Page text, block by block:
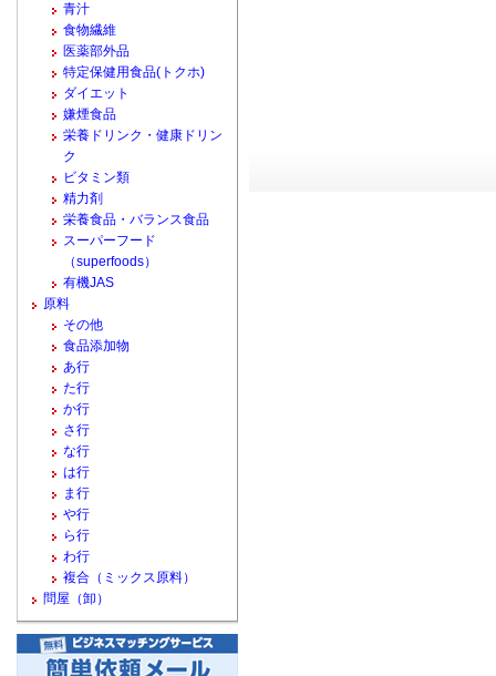
青汁
食物繊維
医薬部外品
特定保健用食品(トクホ)
ダイエット
嫌煙食品
栄養ドリンク・健康ドリン
ク
ビタミン類
精力剤
栄養食品・バランス食品
スーパーフード
（superfoods）
有機JAS
原料
その他
食品添加物
あ行
た行
か行
さ行
な行
は行
ま行
や行
ら行
わ行
複合（ミックス原料）
問屋（卸）